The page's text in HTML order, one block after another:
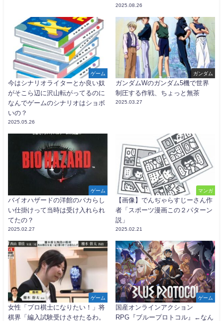
2025.08.26
ゲーム
今はシナリオライターとか良い奴
がそこら辺に沢山転がってるのに
なんでゲームのシナリオはショボ
いの？
2025.05.26
ガンダム
ガンダムWのガンダム5機で世界
制圧する作戦、ちょっと無茶
2025.03.27
ゲーム
バイオハザードの洋館のバカらし
い仕掛けって当時は受け入れられ
てたの？
2025.02.27
マンガ
【画像】でんぢゃらすじーさん作
者「スポーツ漫画この２パターン
説」
2025.02.21
ゲーム
女性「プロ棋士になりたい！」将
棋界「編入試験受けさせたるわ。
ゲーム
国産オンラインアクション
RPG『ブループロトコル』←なん